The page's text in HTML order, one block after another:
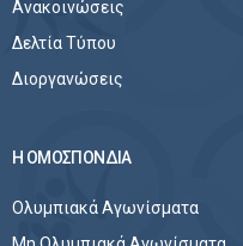
Ανακοινώσεις
Δελτία Τύπου
Διοργανώσεις
Η ΟΜΟΣΠΟΝΔΙΑ
Ολυμπιακά Αγωνίσματα